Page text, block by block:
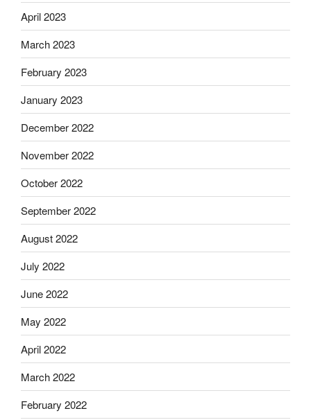
April 2023
March 2023
February 2023
January 2023
December 2022
November 2022
October 2022
September 2022
August 2022
July 2022
June 2022
May 2022
April 2022
March 2022
February 2022